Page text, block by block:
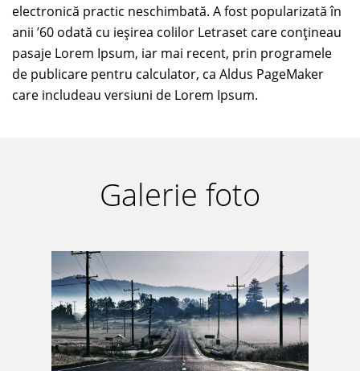
electronică practic neschimbată. A fost popularizată în
anii ’60 odată cu ieşirea colilor Letraset care conţineau
pasaje Lorem Ipsum, iar mai recent, prin programele
de publicare pentru calculator, ca Aldus PageMaker
care includeau versiuni de Lorem Ipsum.
Galerie foto